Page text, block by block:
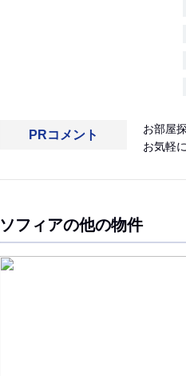
PRコメント
お部屋
お気軽
ソフィアの他の物件